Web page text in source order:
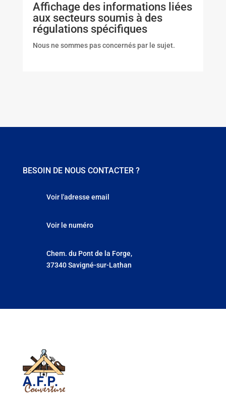
Affichage des informations liées
aux secteurs soumis à des
régulations spécifiques
Nous ne sommes pas concernés par le sujet.
BESOIN DE NOUS CONTACTER ?
Voir l'adresse email
Voir le numéro
Chem. du Pont de la Forge,
37340 Savigné-sur-Lathan